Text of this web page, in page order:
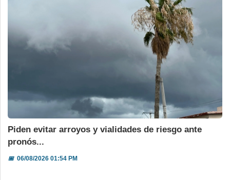
Piden evitar arroyos y vialidades de riesgo ante
pronós...
📅06/08/2026 01:54 PM